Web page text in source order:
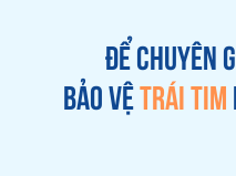
Để chuyên
bảo vệtrái tim